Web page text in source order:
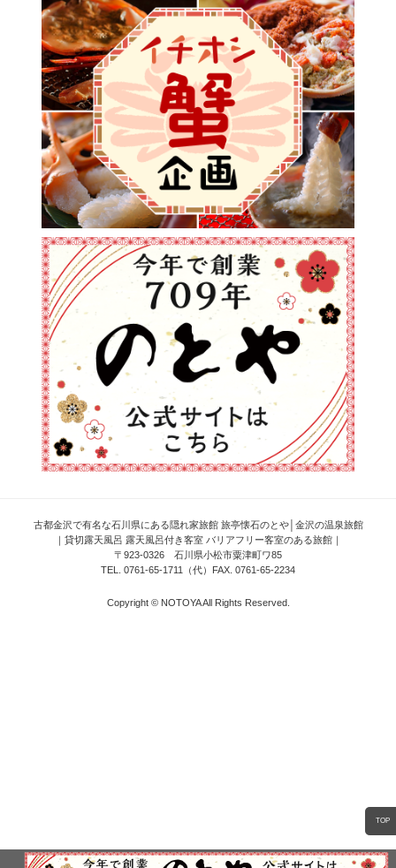
TOP
古都金沢で有名な石川県にある隠れ家旅館 旅亭懐石のとや│金沢の温泉旅館
｜貸切露天風呂 露天風呂付き客室 バリアフリー客室のある旅館｜
〒923-0326 石川県小松市粟津町ワ85
TEL. 0761-65-1711（代）FAX. 0761-65-2234
Copyright © NOTOYA All Rights Reserved.